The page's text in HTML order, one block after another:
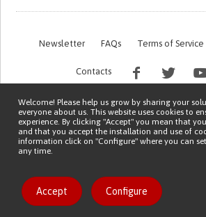
Newsletter FAQs Terms of Service
Contacts
Copyright © 2026 Patient Innovation.
Welcome! Please help us grow by sharing your
everyone about us. This website uses cookies to
experience. By clicking "Accept" you mean that
and that you accept the installation and use of
information click on "Configure" where you can
any time.
Accept Configure